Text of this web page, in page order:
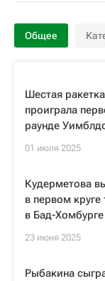
Общее
Шестая
проиграла
раунде
01 июля 2025
Кудерметова
в первом круге
в Бад-Хомбурге
23 июня 2025
Рыбакина